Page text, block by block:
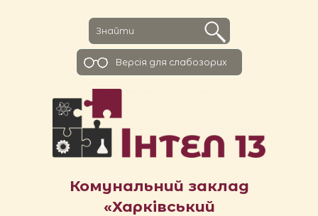
Комунальний заклад
«Харківський
Версiя для слабозорих